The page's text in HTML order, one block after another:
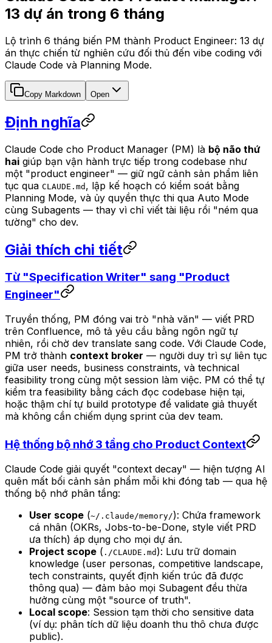
13 dự án trong 6 tháng
Lộ trình 6 tháng biến PM thành Product Engineer: 13 dự
án thực chiến từ nghiên cứu đối thủ đến vibe coding với
Claude Code và Planning Mode.
Copy Markdown Open
Định nghĩa
Claude Code cho Product Manager (PM) là bộ não thứ
hai giúp bạn vận hành trực tiếp trong codebase như
một "product engineer" — giữ ngữ cảnh sản phẩm liên
tục qua CLAUDE.md , lập kế hoạch có kiểm soát bằng
Planning Mode, và ủy quyền thực thi qua Auto Mode
cùng Subagents — thay vì chỉ viết tài liệu rồi "ném qua
tường" cho dev.
Giải thích chi tiết
Từ "Specification Writer" sang "Product
Engineer"
Truyền thống, PM đóng vai trò "nhà văn" — viết PRD
trên Confluence, mô tả yêu cầu bằng ngôn ngữ tự
nhiên, rồi chờ dev translate sang code. Với Claude Code,
PM trở thành context broker — người duy trì sự liên tục
giữa user needs, business constraints, và technical
feasibility trong cùng một session làm việc. PM có thể tự
kiểm tra feasibility bằng cách đọc codebase hiện tại,
hoặc thậm chí tự build prototype để validate giả thuyết
mà không cần chiếm dụng sprint của dev team.
Hệ thống bộ nhớ 3 tầng cho Product Context
Claude Code giải quyết "context decay" — hiện tượng AI
quên mất bối cảnh sản phẩm mỗi khi đóng tab — qua hệ
thống bộ nhớ phân tầng:
User scope (~/.claude/memory/): Chứa framework
cá nhân (OKRs, Jobs-to-be-Done, style viết PRD
ưa thích) áp dụng cho mọi dự án.
Project scope ( ./CLAUDE.md ): Lưu trữ domain
knowledge (user personas, competitive landscape,
tech constraints, quyết định kiến trúc đã được
thông qua) — đảm bảo mọi Subagent đều thừa
hưởng cùng một "source of truth".
Local scope: Session tạm thời cho sensitive data
(ví dụ: phân tích dữ liệu doanh thu thô chưa được
public).